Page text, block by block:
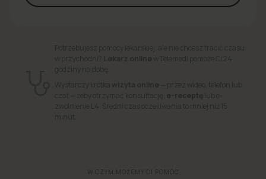
Potrzebujesz pomocy lekarskiej, ale nie chcesz tracić czasu
w przychodni? Lekarz online w Telemedi pomoże Ci 24
godziny na dobę.
Wystarczy krótka wizyta online — przez wideo, telefon lub
czat — żeby otrzymać konsultację, e-receptę lub e-
zwolnienie L4. Średni czas oczekiwania to mniej niż 15
minut.
W CZYM MOŻEMY CI POMÓC